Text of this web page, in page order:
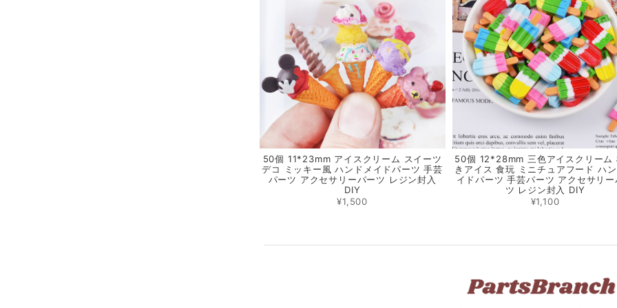
50個 11*23mm アイスクリーム スイーツ
デコ ミッキー風 ハンドメイドパーツ 手芸
パーツ アクセサリーパーツ レジン封入
DIY
¥1,500
50個 12*28mm 三色アイスクリーム
きアイス 食玩 ミニチュアフード ハ
イドパーツ 手芸パーツ アクセサリー
ツ レジン封入 DIY
¥1,100